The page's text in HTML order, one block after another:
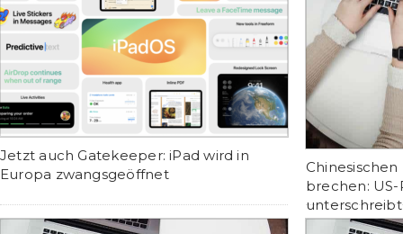
Jetzt auch Gatekeeper: iPad wird in
Europa zwangsgeöffnet
Chinesischen
brechen: